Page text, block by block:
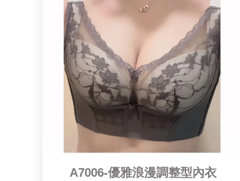
A7006-優雅浪漫調整型內衣